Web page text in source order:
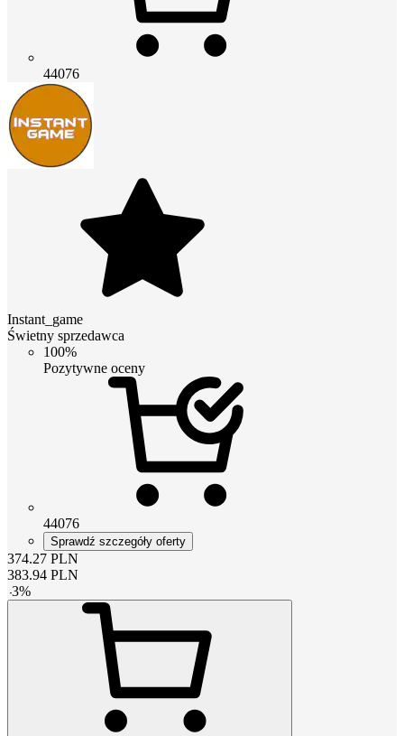
44076
Instant_game
Świetny sprzedawca
100%
Pozytywne oceny
44076
Sprawdź szczegóły oferty
374.27 PLN
383.94 PLN
-3%